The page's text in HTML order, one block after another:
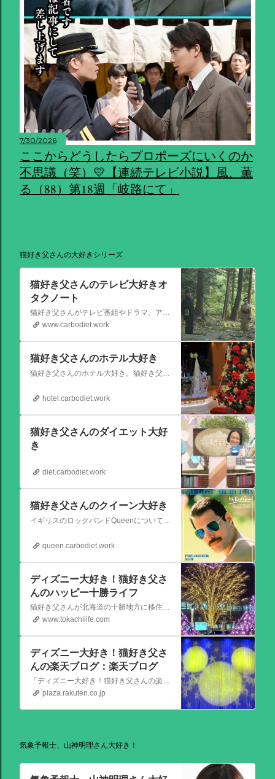
7/30/2026
ここからどうしたらプロポーズにいくのか
不思議（笑）💛【連続テレビ小説】風、薫
る（88）第18週「岐路にて」
猫好き父さんの大好きシリーズ
猫好き父さんのテレビ大好きオ
タクノート
猫好き父さんがテレビ番組やドラマ、アニメ、特撮ヒーロー,そしてダイエットについて書いたブログです。
www.carbodiet.work
猫好き父さんのホテル大好き
hotel.carbodiet.work
猫好き父さんのダイエット大好
き
diet.carbodiet.work
猫好き父さんのクイーン大好き
queen.carbodiet.work
ディズニー大好き！猫好き父さ
んのハッピー十勝ライフ
猫好き父さんが北海道の十勝地方に移住しました。なれない北海道の暮らしについてお伝えします。
www.tokachilife.com
ディズニー大好き！猫好き父さ
んの楽天ブログ：楽天ブログ
「ディズニー大好き！猫好き父さんの楽天ブログ」にようこそ！ いろんなブログサービスが廃止になるなか満を持して楽天ブログをはじめようと思います。 よろしくお願いいたします。
plaza.rakuten.co.jp
気象予報士、山神明理さん大好き！